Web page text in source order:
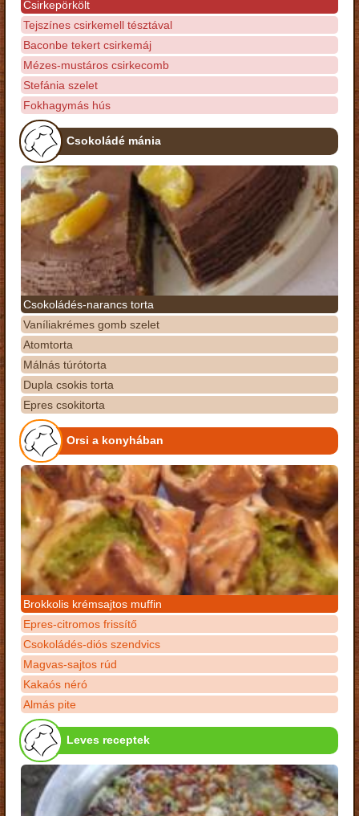
Csirkepörkölt
Tejszínes csirkemell tésztával
Baconbe tekert csirkemáj
Mézes-mustáros csirkecomb
Stefánia szelet
Fokhagymás hús
Csokoládé mánia
Csokoládés-narancs torta
Vaníliakrémes gomb szelet
Atomtorta
Málnás túrótorta
Dupla csokis torta
Epres csokitorta
Orsi a konyhában
Brokkolis krémsajtos muffin
Epres-citromos frissítő
Csokoládés-diós szendvics
Magvas-sajtos rúd
Kakaós néró
Almás pite
Leves receptek